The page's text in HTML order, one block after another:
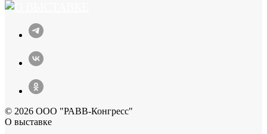
© 2026 ООО "РАВВ-Конгресс"
О выставке